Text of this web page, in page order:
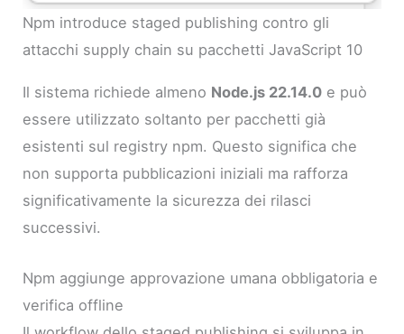
Npm introduce staged publishing contro gli
attacchi supply chain su pacchetti JavaScript 10
Il sistema richiede almeno Node.js 22.14.0 e può
essere utilizzato soltanto per pacchetti già
esistenti sul registry npm. Questo significa che
non supporta pubblicazioni iniziali ma rafforza
significativamente la sicurezza dei rilasci
successivi.
Npm aggiunge approvazione umana obbligatoria e
verifica offline